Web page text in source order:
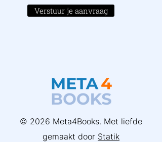
Verstuur je aanvraag
© 2026 Meta4Books. Met liefde
gemaakt door Statik